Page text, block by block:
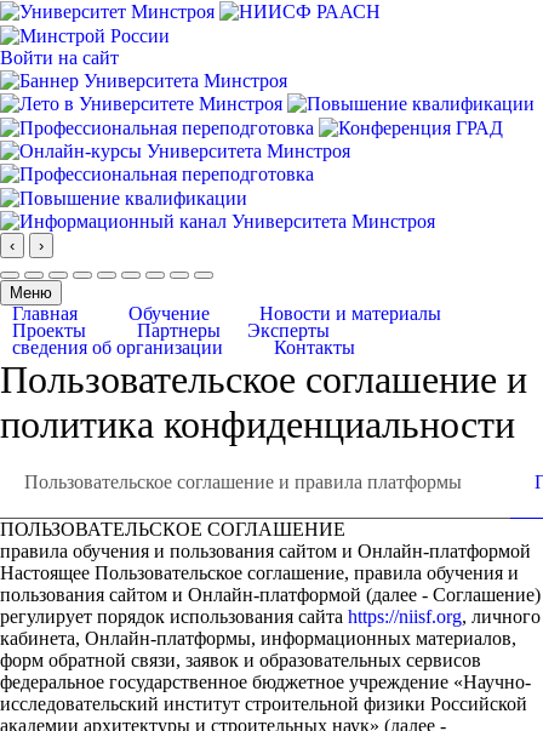
Войти на сайт
‹ ›
Меню
Главная Обучение
Новости и материалы
Проекты
Партнеры
Эксперты
сведения об организации
Контакты
Пользовательское соглашение и
политика конфиденциальности
Пользовательское соглашение и правила платформы
ПОЛЬЗОВАТЕЛЬСКОЕ СОГЛАШЕНИЕ
правила обучения и пользования сайтом и Онлайн-платформой
Настоящее Пользовательское соглашение, правила обучения и
пользования сайтом и Онлайн-платформой (далее - Соглашение)
регулирует порядок использования сайта https://niisf.org, личного
кабинета, Онлайн-платформы, информационных материалов,
форм обратной связи, заявок и образовательных сервисов
федеральное государственное бюджетное учреждение «Научно-
исследовательский институт строительной физики Российской
академии архитектуры и строительных наук» (далее -